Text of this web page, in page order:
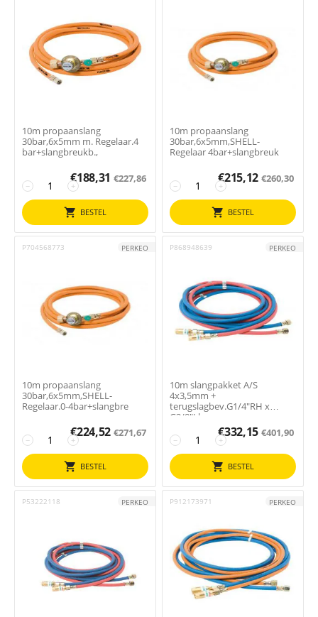
10m propaanslang
30bar,6x5mm m. Regelaar.4
bar+slangbreukb.,
+
−
€188,31 €227,86
BESTEL
10m propaanslang
30bar,6x5mm,SHELL-
Regelaar 4bar+slangbreuk
+
−
€215,12 €260,30
BESTEL
P704568773 PERKEO
10m propaanslang
30bar,6x5mm,SHELL-
Regelaar.0-4bar+slangbre
+
−
€224,52 €271,67
BESTEL
P868948639 PERKEO
10m slangpakket A/S
4x3,5mm +
terugslagbev.G1/4"RH x
G3/8"Lh
+
−
€332,15 €401,90
BESTEL
P53222118 PERKEO P912173971 PERKEO